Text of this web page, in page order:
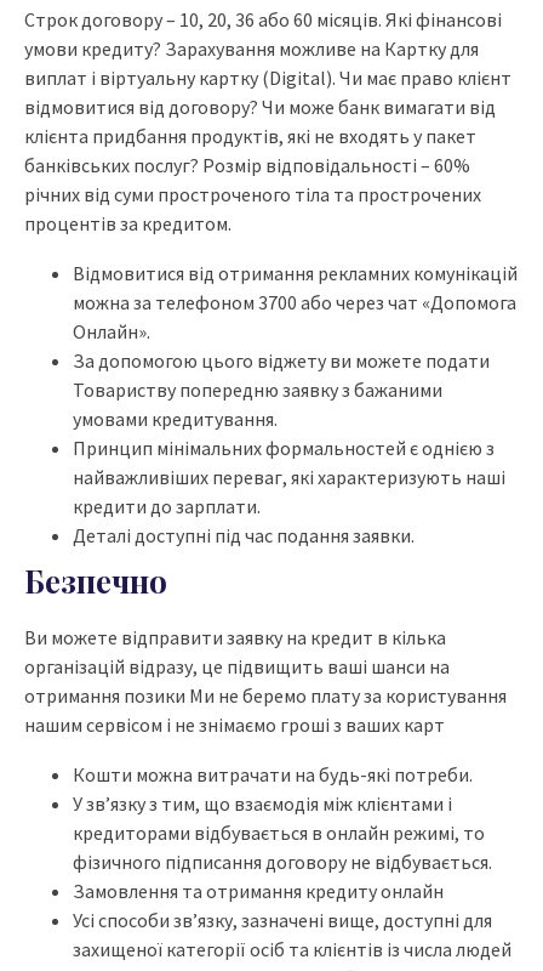
Строк договору – 10, 20, 36 або 60 місяців. Які фінансові
умови кредиту? Зарахування можливе на Картку для
виплат і віртуальну картку (Digital). Чи має право клієнт
відмовитися від договору? Чи може банк вимагати від
клієнта придбання продуктів, які не входять у пакет
банківських послуг? Розмір відповідальності – 60%
річних від суми простроченого тіла та прострочених
процентів за кредитом.
Відмовитися від отримання рекламних комунікацій
можна за телефоном 3700 або через чат «Допомога
Онлайн».
За допомогою цього віджету ви можете подати
Товариству попередню заявку з бажаними
умовами кредитування.
Принцип мінімальних формальностей є однією з
найважливіших переваг, які характеризують наші
кредити до зарплати.
Деталі доступні під час подання заявки.
Безпечно
Ви можете відправити заявку на кредит в кілька
організацій відразу, це підвищить ваші шанси на
отримання позики Ми не беремо плату за користування
нашим сервісом і не знімаємо гроші з ваших карт
Кошти можна витрачати на будь-які потреби.
У зв’язку з тим, що взаємодія між клієнтами і
кредиторами відбувається в онлайн режимі, то
фізичного підписання договору не відбувається.
Замовлення та отримання кредиту онлайн
Усі способи зв’язку, зазначені вище, доступні для
захищеної категорії осіб та клієнтів із числа людей